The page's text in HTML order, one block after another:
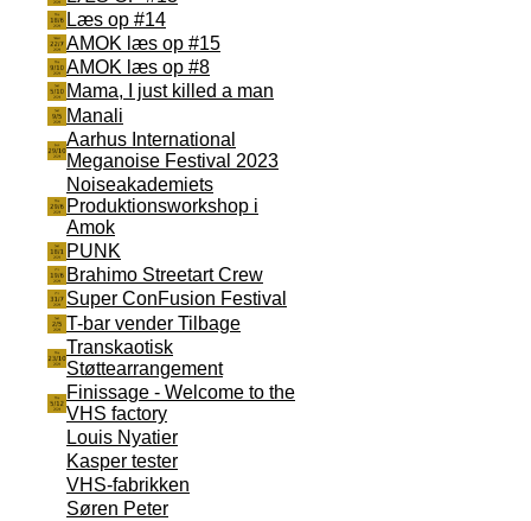
Læs op #14
AMOK læs op #15
AMOK læs op #8
Mama, I just killed a man
Manali
Aarhus International
Meganoise Festival 2023
Noiseakademiets
Produktionsworkshop i
Amok
PUNK
Brahimo Streetart Crew
Super ConFusion Festival
T-bar vender Tilbage
Transkaotisk
Støttearrangement
Finissage - Welcome to the
VHS factory
Louis Nyatier
Kasper tester
VHS-fabrikken
Søren Peter